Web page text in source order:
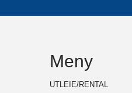
Meny
UTLEIE/RENTAL